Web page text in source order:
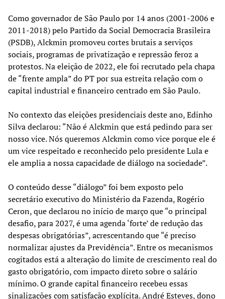
Como governador de São Paulo por 14 anos (2001-2006 e
2011-2018) pelo Partido da Social Democracia Brasileira
(PSDB), Alckmin promoveu cortes brutais a serviços
sociais, programas de privatização e repressão feroz a
protestos. Na eleição de 2022, ele foi recrutado pela chapa
de “frente ampla” do PT por sua estreita relação com o
capital industrial e financeiro centrado em São Paulo.
No contexto das eleições presidenciais deste ano, Edinho
Silva declarou: “Não é Alckmin que está pedindo para ser
nosso vice. Nós queremos Alckmin como vice porque ele é
um vice respeitado e reconhecido pelo presidente Lula e
ele amplia a nossa capacidade de diálogo na sociedade”.
O conteúdo desse “diálogo” foi bem exposto pelo
secretário executivo do Ministério da Fazenda, Rogério
Ceron, que declarou no início de março que “o principal
desafio, para 2027, é uma agenda ‘forte’ de redução das
despesas obrigatórias”, acrescentando que “é preciso
normalizar ajustes da Previdência”. Entre os mecanismos
cogitados está a alteração do limite de crescimento real do
gasto obrigatório, com impacto direto sobre o salário
mínimo. O grande capital financeiro recebeu essas
sinalizações com satisfação explícita. André Esteves, dono